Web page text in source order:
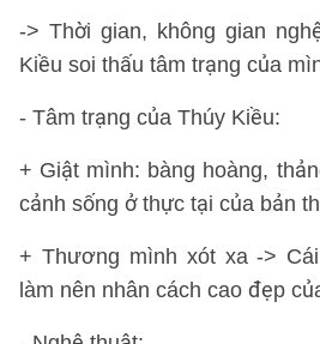
-> Thời gian, không gian
Kiều soi thấu tâm trạng của
- Tâm trạng của Thúy Kiều:
+ Giật mình: bàng hoàng,
cảnh sống ở thực tại của bản
+ Thương mình xót xa ->
làm nên nhân cách cao đẹp